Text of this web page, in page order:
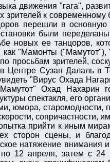
движения "гага",
зрителей к
перешли в основную
были
новых ее танцоров,
как "Мамонты
просьбам зрителей,
в Центре Сузан Далаль
"Вирус Охада
Охад Нахарин
спектакля, его
юмора, старомодности,
сопричастности,
прийти к иным
сторон сцены, и
натяжение
12 апреля, затем с